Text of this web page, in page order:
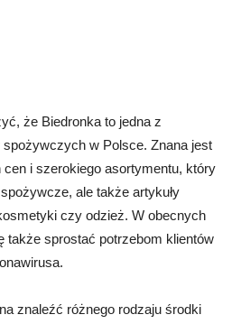
że Biedronka to jedna z
w Polsce. Znana jest
i szerokiego asortymentu, który
ale także artykuły
czy odzież. W obecnych
także sprostać potrzebom klientów
znaleźć różnego rodzaju środki